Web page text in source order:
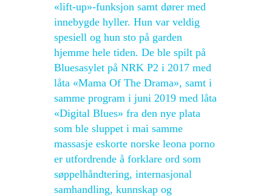
«lift-up»-funksjon samt dører med
innebygde hyller. Hun var veldig
spesiell og hun sto på garden
hjemme hele tiden. De ble spilt på
Bluesasylet på NRK P2 i 2017 med
låta «Mama Of The Drama», samt i
samme program i juni 2019 med låta
«Digital Blues» fra den nye plata
som ble sluppet i mai samme
massasje eskorte norske leona porno
er utfordrende å forklare ord som
søppelhåndtering, internasjonal
samhandling, kunnskap og